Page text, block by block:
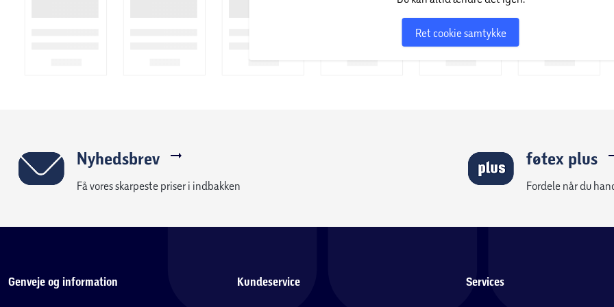
Ret cookie samtykke
Nyhedsbrev
Få vores skarpeste priser i indbakken
føtex plus
Fordele når du
Genveje og information Kundeservice Services